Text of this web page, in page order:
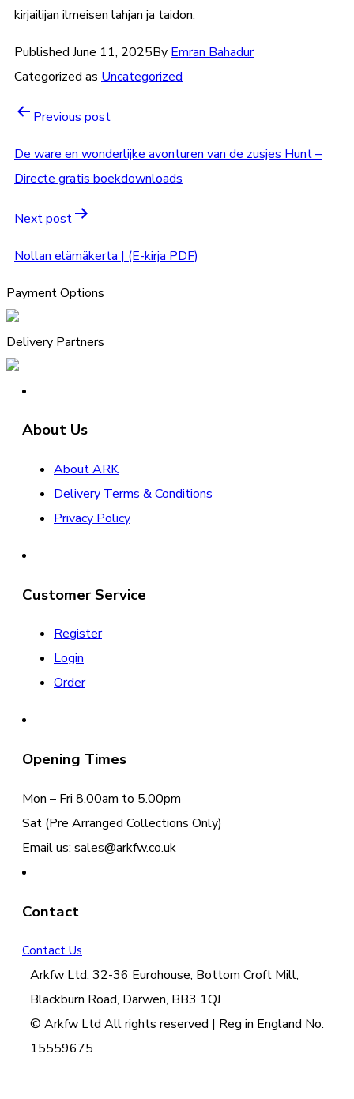
kirjailijan ilmeisen lahjan ja taidon.
Published June 11, 2025By Emran Bahadur
Categorized as Uncategorized
Previous post
De ware en wonderlijke avonturen van de zusjes Hunt –
Directe gratis boekdownloads
Next post
Nollan elämäkerta | (E-kirja PDF)
Payment Options
Delivery Partners
About Us
About ARK
Delivery Terms & Conditions
Privacy Policy
Customer Service
Register
Login
Order
Opening Times
Mon – Fri 8.00am to 5.00pm
Sat (Pre Arranged Collections Only)
Email us: sales@arkfw.co.uk
Contact
Contact Us
Arkfw Ltd, 32-36 Eurohouse, Bottom Croft Mill,
Blackburn Road, Darwen, BB3 1QJ
© Arkfw Ltd All rights reserved | Reg in England No.
15559675